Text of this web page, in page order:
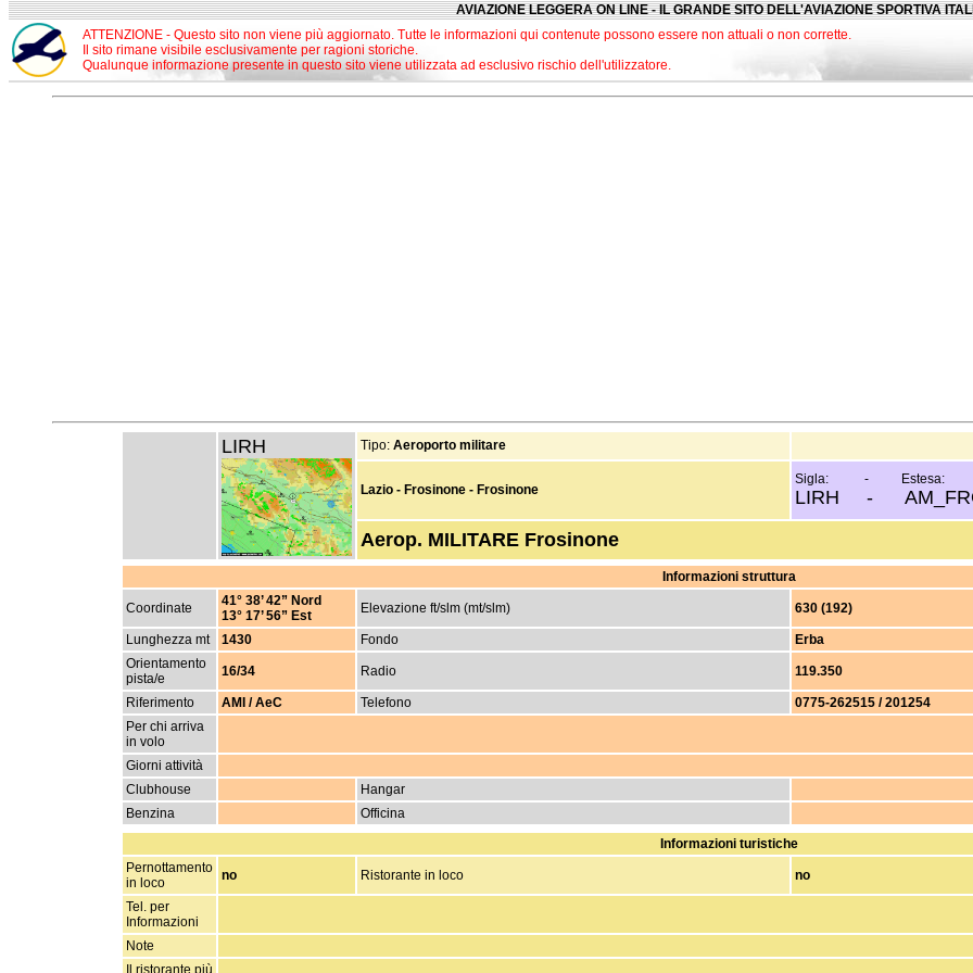
AVIAZIONE LEGGERA ON LINE - IL GRANDE SITO DELL'AVIAZIONE SPORTIVA
ATTENZIONE - Questo sito non viene più aggiornato. Tutte le informazioni qui contenute possono essere non attuali o non corrette.
Il sito rimane visibile esclusivamente per ragioni storiche.
Qualunque informazione presente in questo sito viene utilizzata ad esclusivo rischio dell'utilizzatore.
LIRH Tipo: Aeroporto militare
Lazio - Frosinone - Frosinone
Sigla: - Estesa:
LIRH -
Aerop. MILITARE Frosinone
Informazioni struttura
Coordinate
41° 38’ 42” Nord
13° 17’ 56” Est
Elevazione ft/slm (mt/slm) 630 (192)
Lunghezza mt 1430 Fondo
Erba
Orientamento
pista/e
16/34 Radio 119.350
Riferimento AMI / AeC Telefono
0775-262515 / 201254
Per chi arriva
in volo
Giorni attività
Clubhouse
Hangar
Benzina
Officina
Informazioni turistiche
Pernottamento
in loco
no Ristorante in loco no
Tel. per
Informazioni
Note
Il ristorante più